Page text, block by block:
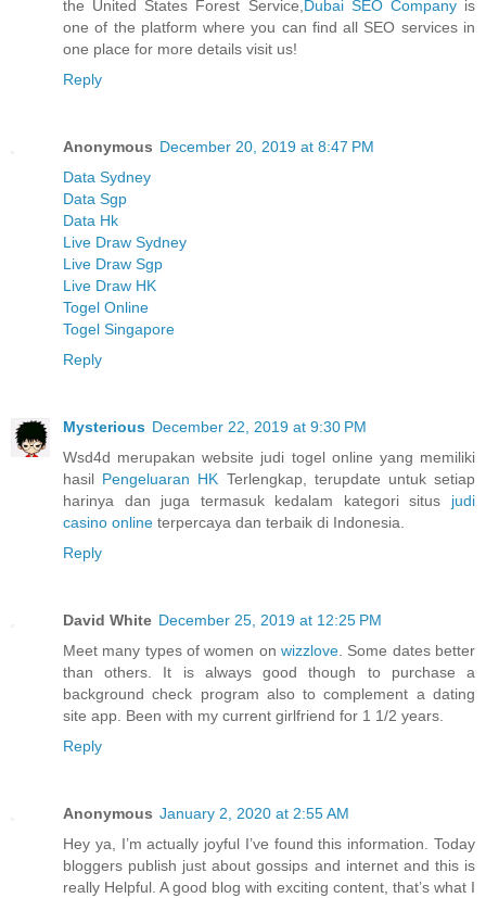
the United States Forest Service, Dubai SEO Companyis
one of the platform where you can find all SEO services in
one place for more details visit us!
Reply
Anonymous December 20, 2019 at 8:47 PM
Data Sydney
Data Sgp
Data Hk
Live Draw Sydney
Live Draw Sgp
Live Draw HK
Togel Online
Togel Singapore
Reply
Mysterious December 22, 2019 at 9:30 PM
Wsd4d merupakan website judi togel online yang memiliki
hasil Pengeluaran HK Terlengkap, terupdate untuk setiap
harinya dan juga termasuk kedalam kategori situs judi
casino online terpercaya dan terbaik di Indonesia.
Reply
David White December 25, 2019 at 12:25 PM
Meet many types of women on wizzlove . Some dates better
than others. It is always good though to purchase a
background check program also to complement a dating
site app. Been with my current girlfriend for 1 1/2 years.
Reply
Anonymous January 2, 2020 at 2:55 AM
Hey ya, I’m actually joyful I’ve found this information. Today
bloggers publish just about gossips and internet and this is
really Helpful. A good blog with exciting content, that’s what I